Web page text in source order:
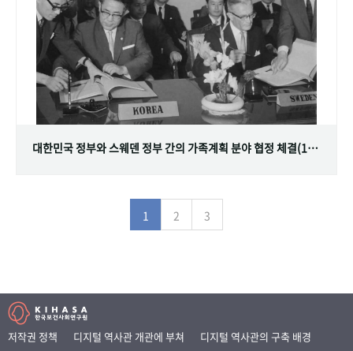
대한민국 정부와 스웨덴 정부 간의 가족계획 분야 협정 체결(1968.07.12)
1 2 3
저작권 정책 디지털 역사관 개관에 부쳐
디지털 역사관의 구축 배경